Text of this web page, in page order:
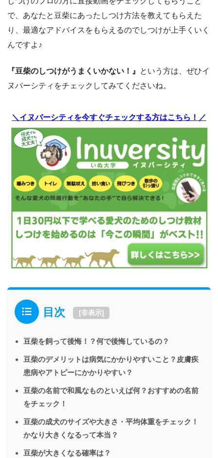
で、あなたと豆柴にあったしつけ方法を教えてもらえた
り、最適なアドバイスをもらえるのでしつけが上手くいく
んですよ♪
『豆柴のしつけがうまくいかない！』
という方は、ぜひイ
ヌバーシティをチェックしてみてくださいね。
＼イヌバーシティを今すぐチェックする方はこちら！／
目次 [非表示]
豆柴を飼って後悔！？何で後悔しているの？
豆柴のデメリットは病気にかかりやすいこと？皮膚疾
患病やアトピーにかかりやすい？
豆柴の名前で和風なものといえば何？おすすめの名前
をチェック！
豆柴の成犬のサイズや大きさ・平均体重をチェック！
かなり大きくなるって本当？
豆柴が大きくなる確率は？